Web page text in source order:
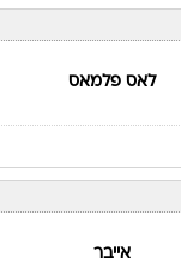
לאס פלמאס
אייבר